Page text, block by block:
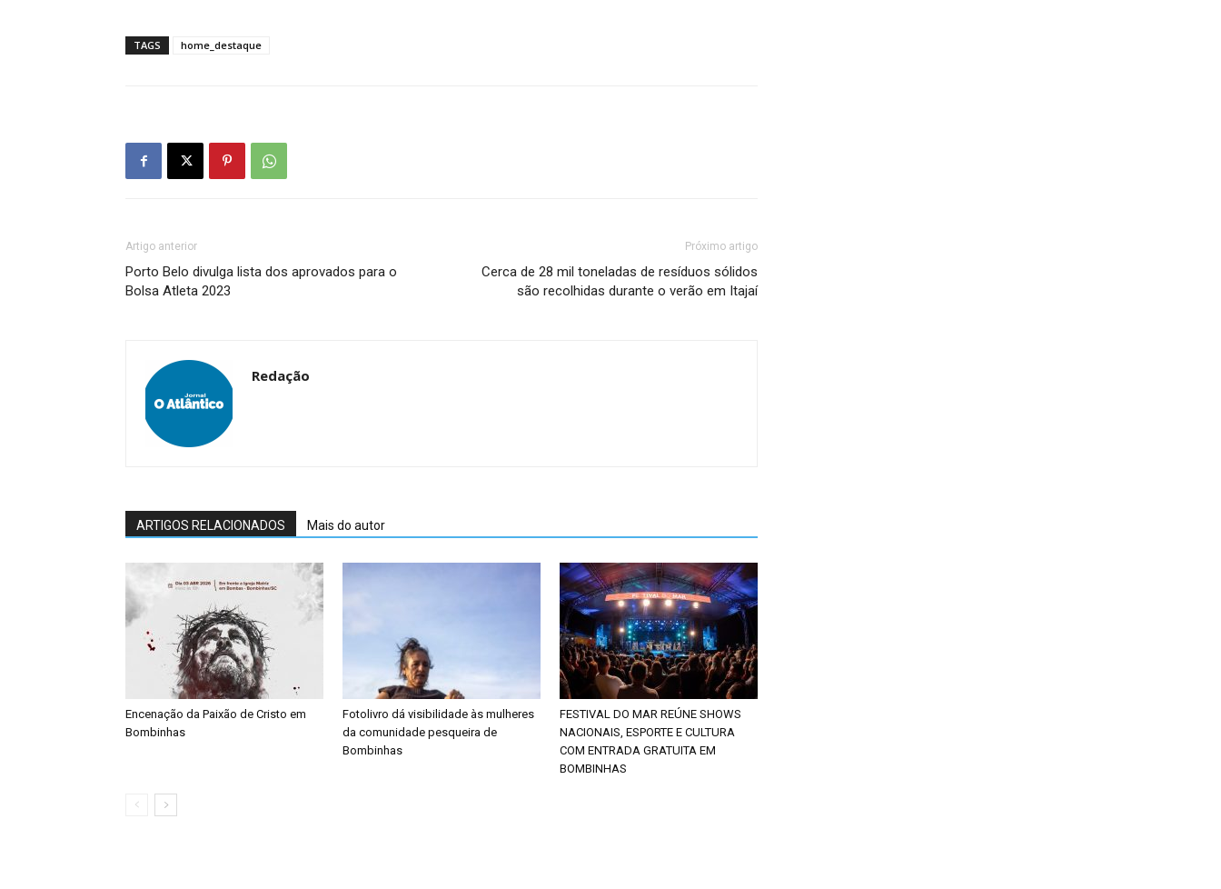
TAGS home_destaque
Artigo anterior
Porto Belo divulga lista dos aprovados para o
Bolsa Atleta 2023
Próximo artigo
Cerca de 28 mil toneladas de resíduos sólidos
são recolhidas durante o verão em Itajaí
Redação
ARTIGOS RELACIONADOS Mais do autor
Encenação da Paixão de Cristo em
Bombinhas
Fotolivro dá visibilidade às mulheres
da comunidade pesqueira de
Bombinhas
FESTIVAL DO MAR REÚNE SHOWS
NACIONAIS, ESPORTE E CULTURA
COM ENTRADA GRATUITA EM
BOMBINHAS